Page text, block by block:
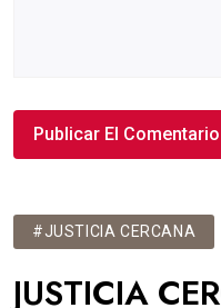
#JUSTICIA CERCANA
JUSTICIA